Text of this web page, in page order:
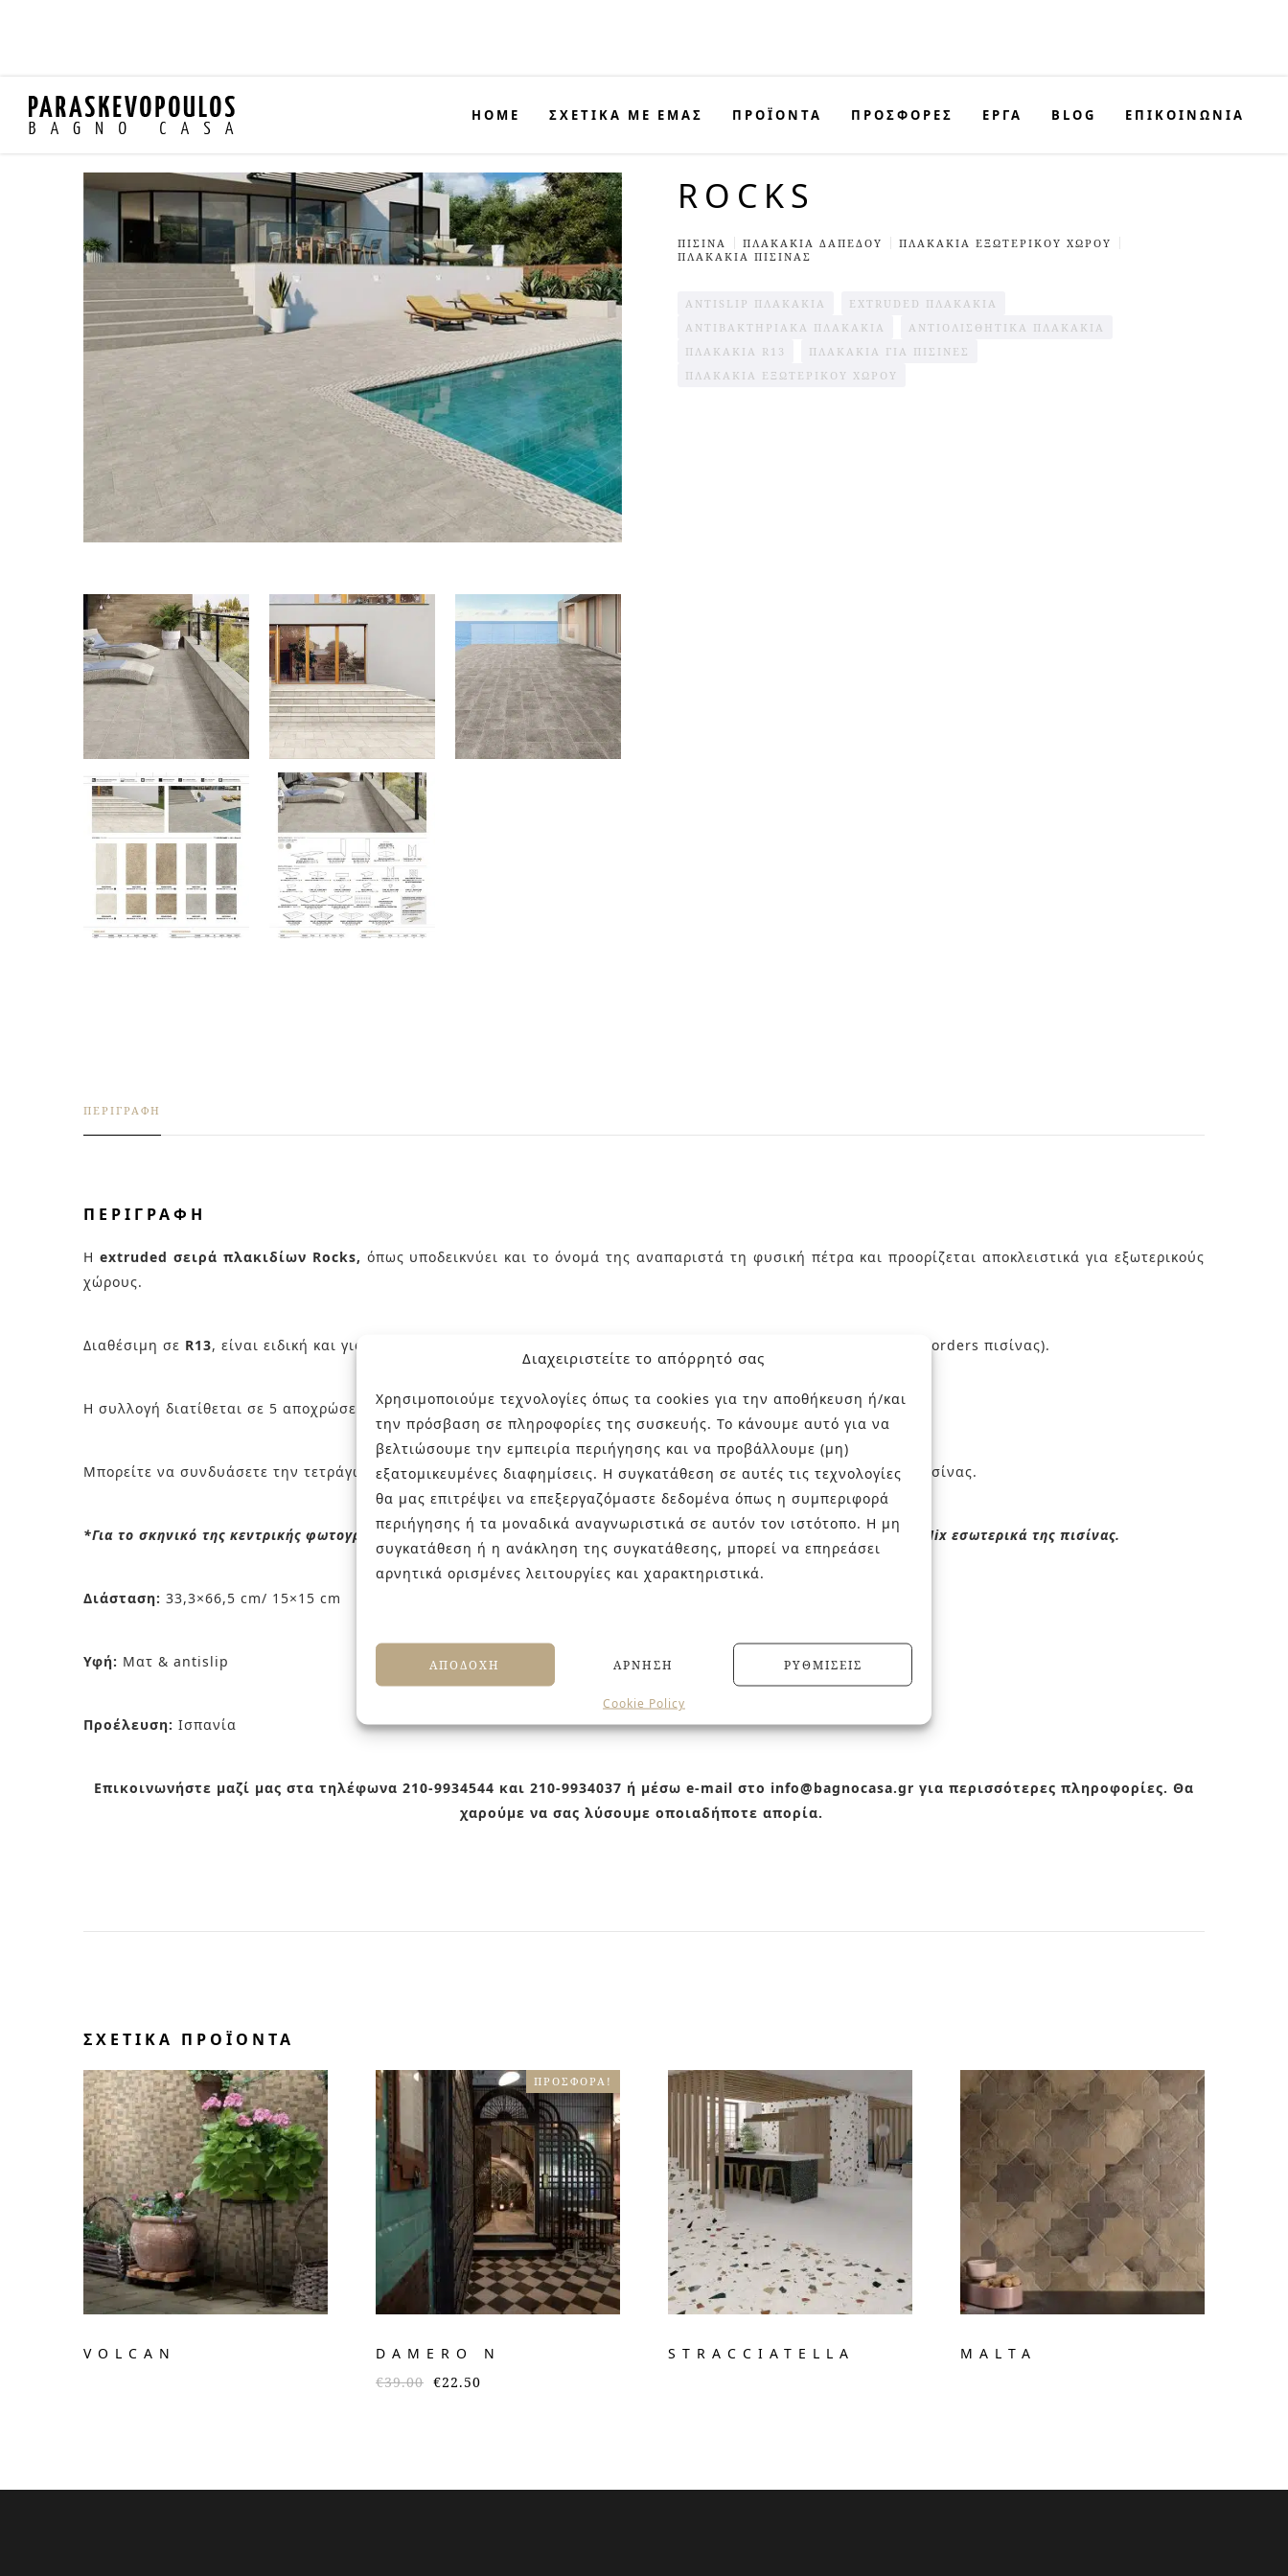
Διαχειριστείτε το απόρρητό σας
Χρησιμοποιούμε τεχνολογίες όπως τα cookies για την αποθήκευση ή/και
την πρόσβαση σε πληροφορίες της συσκευής. Το κάνουμε αυτό για να
βελτιώσουμε την εμπειρία περιήγησης και να προβάλλουμε (μη)
εξατομικευμένες διαφημίσεις. Η συγκατάθεση σε αυτές τις τεχνολογίες
θα μας επιτρέψει να επεξεργαζόμαστε δεδομένα όπως η συμπεριφορά
περιήγησης ή τα μοναδικά αναγνωριστικά σε αυτόν τον ιστότοπο. Η μη
συγκατάθεση ή η ανάκληση της συγκατάθεσης, μπορεί να επηρεάσει
αρνητικά ορισμένες λειτουργίες και χαρακτηριστικά.
ΑΠΟΔΟΧΉ ΆΡΝΗΣΗ ΡΥΘΜΊΣΕΙΣ
Cookie Policy
HOME ΣΧΕΤΙΚΑ ΜΕ ΕΜΑΣ ΠΡΟΪΟΝΤΑ ΠΡΟΣΦΟΡΈΣ ΕΡΓΑ BLOG ΕΠΙΚΟΙΝΩΝΊΑ
ROCKS
ΠΙΣΙΝΑ ΠΛΑΚΆΚΙΑ ΔΑΠΈΔΟΥ
ΠΛΑΚΑΚΙΑ ΕΞΩΤΕΡΙΚΟΎ ΧΩΡΟΥ
ΠΛΑΚΆΚΙΑ ΠΙΣΊΝΑΣ
ANTISLIP ΠΛΑΚΆΚΙΑ
EXTRUDED ΠΛΑΚΆΚΙΑ
ΑΝΤΙΒΑΚΤΗΡΙΑΚΆ ΠΛΑΚΆΚΙΑ
ΑΝΤΙΟΛΙΣΘΗΤΙΚΑ ΠΛΑΚΑΚΙΑ
ΠΛΑΚΆΚΙΑ R13
ΠΛΑΚΆΚΙΑ ΓΙΑ ΠΙΣΊΝΕΣ
ΠΛΑΚΑΚΙΑ ΕΞΩΤΕΡΙΚΟΥ ΧΩΡΟΥ
ΠΕΡΙΓΡΑΦΉ
ΠΕΡΙΓΡΑΦΉ
Η extruded σειρά πλακιδίων Rocks, όπως υποδεικνύει και το όνομά της αναπαριστά τη φυσική πέτρα και προορίζεται αποκλειστικά για εξωτερικούς
χώρους.
Διαθέσιμη σε R13, είναι ειδική και για πισίνες, καθώς συνοδεύεται από 27 ειδικά τεμάχια (από σκαλοπάτια μέχρι borders πισίνας).
Η συλλογή διατίθεται σε 5 αποχρώσεις: White, Beige, Brown, Grey, Dark.
Μπορείτε να συνδυάσετε την τετράγωνη διάσταση για το εσωτερικό της πισίνας και τη μακρόστενη για το πέριξ πισίνας.
*Για το σκηνικό της κεντρικής φωτογραφίας έχει χρησιμοποιηθεί η απόχρωση Blanco εξωτερικά της πισίνας και το Mix εσωτερικά της πισίνας.
Διάσταση: 33,3×66,5 cm/ 15×15 cm
Υφή: Ματ & antislip
Προέλευση: Ισπανία
Επικοινωνήστε μαζί μας στα τηλέφωνα 210-9934544 και 210-9934037 ή μέσω e-mail στο info@bagnocasa.gr για περισσότερες πληροφορίες. Θα
χαρούμε να σας λύσουμε οποιαδήποτε απορία.
ΣΧΕΤΙΚΆ ΠΡΟΪΌΝΤΑ
VOLCAN
ΠΡΟΣΦΟΡΆ!
DAMERO N
€39.00 €22.50
STRACCIATELLA MALTA